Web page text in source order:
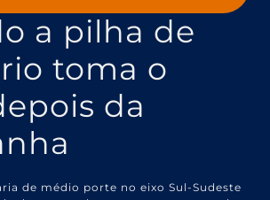
a pilha de
toma o
da
de médio porte no eixo Sul-Sudeste